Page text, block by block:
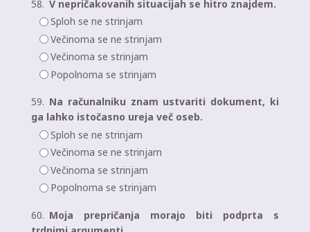
58. V nepričakovanih situacijah se hitro znajdem.
Sploh se ne strinjam
Večinoma se ne strinjam
Večinoma se strinjam
Popolnoma se strinjam
59. Na računalniku znam ustvariti dokument, ki
ga lahko istočasno ureja več oseb.
Sploh se ne strinjam
Večinoma se ne strinjam
Večinoma se strinjam
Popolnoma se strinjam
60. Moja prepričanja morajo biti podprta s